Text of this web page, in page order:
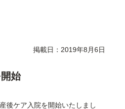
掲載日：2019年8月6日
始
後ケア入院を開始いたしまし